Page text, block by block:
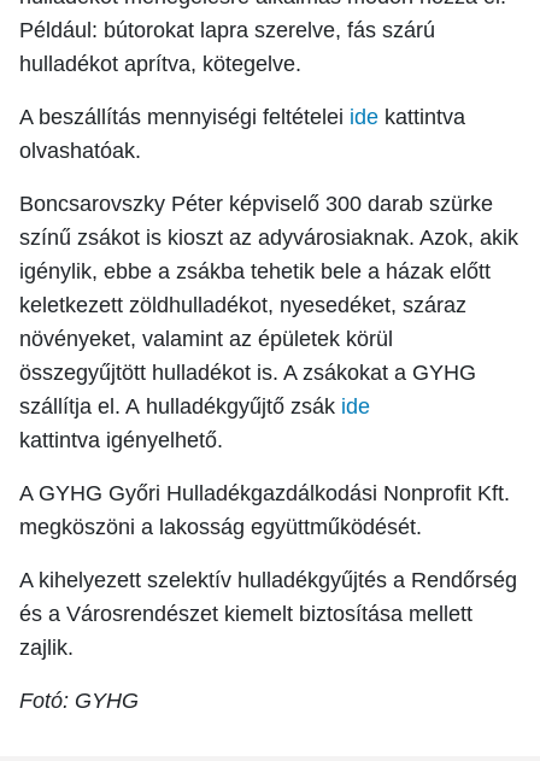
Például: bútorokat lapra szerelve, fás szárú
hulladékot aprítva, kötegelve.
A beszállítás mennyiségi feltételei ide kattintva
olvashatóak.
Boncsarovszky Péter képviselő 300 darab szürke
színű zsákot is kioszt az adyvárosiaknak. Azok, akik
igénylik, ebbe a zsákba tehetik bele a házak előtt
keletkezett zöldhulladékot, nyesedéket, száraz
növényeket, valamint az épületek körül
összegyűjtött hulladékot is. A zsákokat a GYHG
szállítja el. A hulladékgyűjtő zsák ide
kattintva igényelhető.
A GYHG Győri Hulladékgazdálkodási Nonprofit Kft.
megköszöni a lakosság együttműködését.
A kihelyezett szelektív hulladékgyűjtés a Rendőrség
és a Városrendészet kiemelt biztosítása mellett
zajlik.
Fotó: GYHG